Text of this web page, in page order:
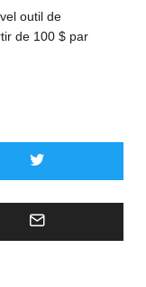
outil de
de 100 $ par